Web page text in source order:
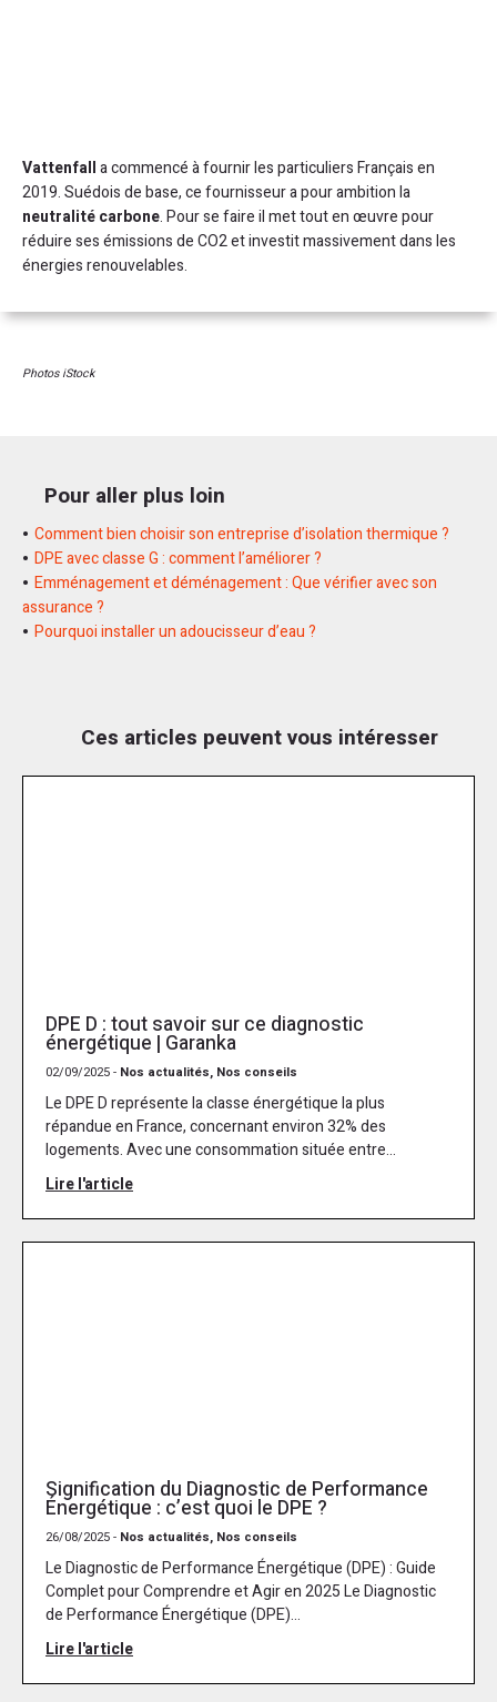
Vattenfalla commencé à fournir les particuliers Français en
2019. Suédois de base, ce fournisseur a pour ambition la
neutralité carbone. Pour se faire il met tout en œuvre pour
réduire ses émissions de CO2 et investit massivement dans les
énergies renouvelables.
Photos iStock
Pour aller plus loin
Comment bien choisir son entreprise d’isolation thermique ?
DPE avec classe G : comment l’améliorer ?
Emménagement et déménagement : Que vérifier avec son
assurance ?
Pourquoi installer un adoucisseur d’eau ?
Ces articles peuvent vous intéresser
DPE D : tout savoir sur ce diagnostic
énergétique | Garanka
02/09/2025 - Nos actualités, Nos conseils
Le DPE D représente la classe énergétique la plus
répandue en France, concernant environ 32% des
logements. Avec une consommation située entre...
Lire l'article
Signification du Diagnostic de Performance
Énergétique : c’est quoi le DPE ?
26/08/2025 - Nos actualités, Nos conseils
Le Diagnostic de Performance Énergétique (DPE) : Guide
Complet pour Comprendre et Agir en 2025 Le Diagnostic
de Performance Énergétique (DPE)...
Lire l'article